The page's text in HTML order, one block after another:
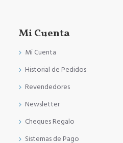
Mi Cuenta
Mi Cuenta
Historial de Pedidos
Revendedores
Newsletter
Cheques Regalo
Sistemas de Pago